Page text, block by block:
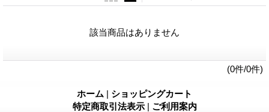
該当商品はありません
(0件/0件)
ホーム | ショッピングカート
特定商取引法表示 | ご利用案内